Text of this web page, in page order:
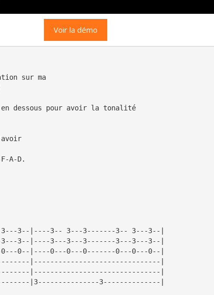
Voir la démo
sur ma
dessous pour avoir la tonalité
A-D.
3--|----3-- 3---3-------3-- 3---3--|
3--|----3---3---3-------3---3---3--|
0--|----0---0---0-------0---0---0--|
|-------------------------------|
|-------------------------------|